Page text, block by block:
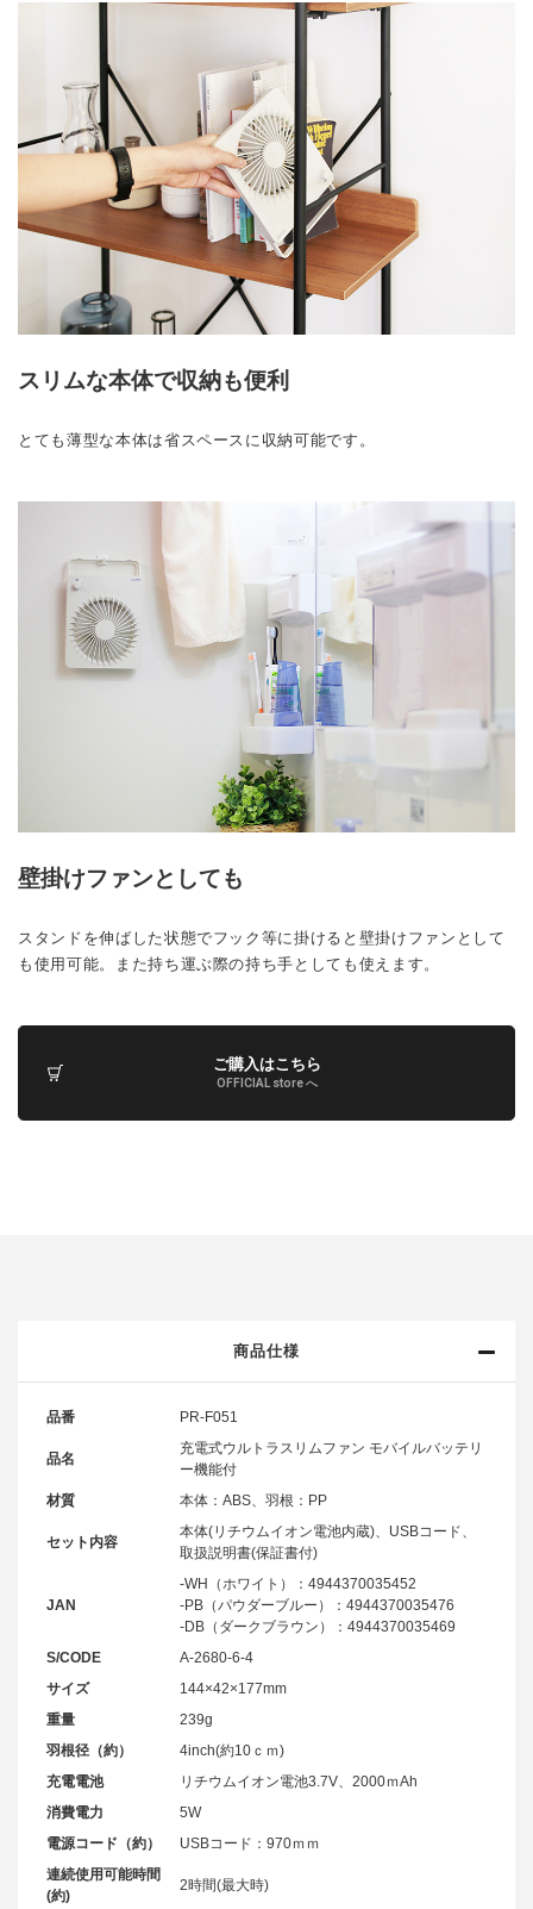
スリムな本体で収納も便利
とても薄型な本体は省スペースに収納可能です。
壁掛けファンとしても
スタンドを伸ばした状態でフック等に掛けると壁掛けファンとして
も使用可能。また持ち運ぶ際の持ち手としても使えます。
ご購入はこちら
OFFICIAL store へ
商品仕様
品番 PR-F051
品名
充電式ウルトラスリムファン モバイルバッテリ
ー機能付
材質
本体：ABS、羽根：PP
セット内容
本体(リチウムイオン電池内蔵)、USBコード、
取扱説明書(保証書付)
JAN
-WH（ホワイト）：4944370035452
-PB（パウダーブルー）：4944370035476
-DB（ダークブラウン）：4944370035469
S/CODE
A-2680-6-4
サイズ
144×42×177mm
重量
239g
羽根径（約）
4inch(約10ｃｍ)
充電電池
リチウムイオン電池3.7V、2000ｍAh
消費電力
5W
電源コード（約）
USBコード：970ｍｍ
連続使用可能時間
(約)
2時間(最大時)